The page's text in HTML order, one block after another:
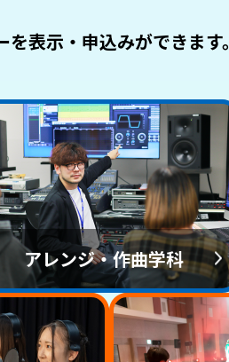
表示・申込みができます。
アレンジ・作曲学科